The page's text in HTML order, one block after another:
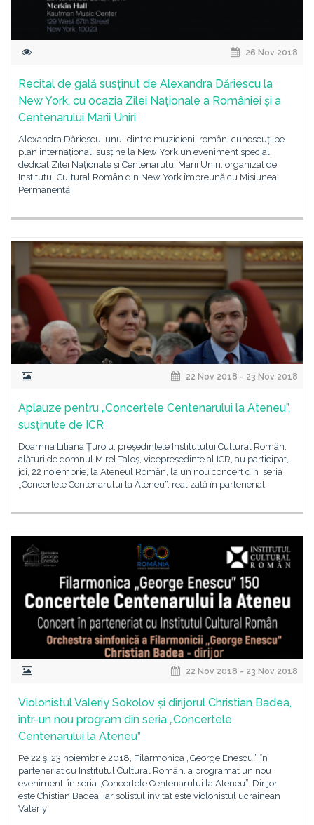
26 Nov 2018
Recital de gală susținut de Alexandra Dăriescu la
New York, cu ocazia Zilei Naționale a României și a
Centenarului Marii Uniri
Alexandra Dăriescu, unul dintre muzicienii români cunoscuți pe
plan internațional, susține la New York un eveniment special,
dedicat Zilei Naționale și Centenarului Marii Uniri, organizat de
Institutul Cultural Român din New York împreună cu Misiunea
Permanentă
22 Nov 2018 - 23 Nov 2018
Aplauze pentru „Concertele Centenarului la Ateneu”,
susținute de ICR
Doamna Liliana Țuroiu, președintele Institutului Cultural Român,
alături de domnul Mirel Taloș, vicepreședinte al ICR, au participat,
joi, 22 noiembrie, la Ateneul Român, la un nou concert din seria
„Concertele Centenarului la Ateneu“, realizată în parteneriat
22 Nov 2018 - 23 Nov 2018
Violonistul Valeriy Sokolov și dirijorul Christian Badea,
într-un nou program din seria „Concertele
Centenarului la Ateneu”
Pe 22 şi 23 noiembrie 2018, Filarmonica „George Enescu”, în
parteneriat cu Institutul Cultural Român, a programat un nou
eveniment, în seria „Concertele Centenarului la Ateneu”. Dirijor
este Chistian Badea, iar solistul invitat este violonistul ucrainean
Valeriy